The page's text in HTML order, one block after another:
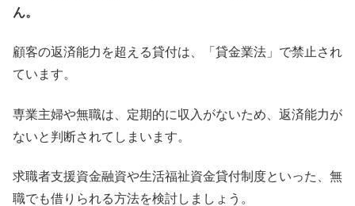
ん。
顧客の返済能力を超える貸付は、「貸金業法」で禁止され
ています。
専業主婦や無職は、定期的に収入がないため、返済能力が
ないと判断されてしまいます。
求職者支援資金融資や生活福祉資金貸付制度といった、無
職でも借りられる方法を検討しましょう。